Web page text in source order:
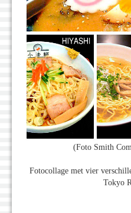
(Foto Smith
Fotocollage met vier
Tokyo